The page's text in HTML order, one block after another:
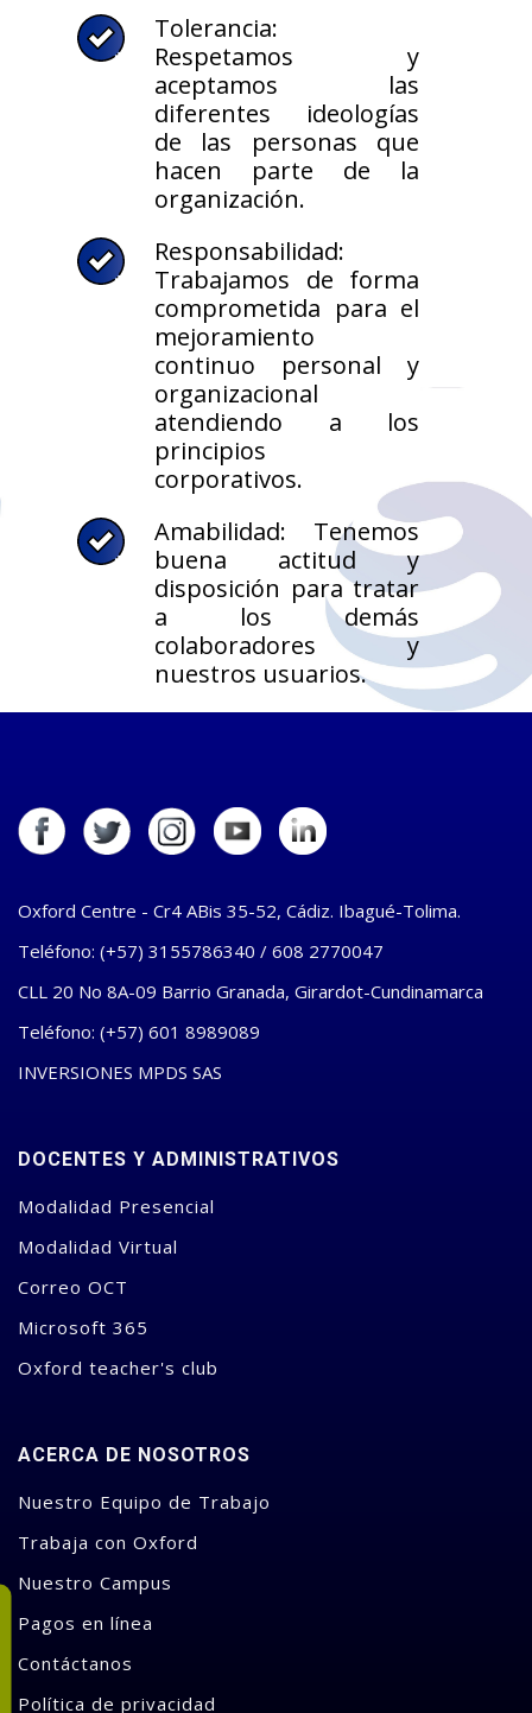
Tolerancia:
Respetamos y
aceptamos las
diferentes ideologías
de las personas que
hacen parte de la
organización.
Responsabilidad:
Trabajamos de forma
comprometida para el
mejoramiento
continuo personal y
organizacional
atendiendo a los
principios
corporativos.
Amabilidad: Tenemos
buena actitud y
disposición para tratar
a los demás
colaboradores y
nuestros usuarios.
Oxford Centre - Cr4 ABis 35-52, Cádiz. Ibagué-Tolima.
Teléfono: (+57) 3155786340 / 608 2770047
CLL 20 No 8A-09 Barrio Granada, Girardot-Cundinamarca
Teléfono: (+57) 601 8989089
INVERSIONES MPDS SAS
DOCENTES Y ADMINISTRATIVOS
Modalidad Presencial
Modalidad Virtual
Correo OCT
Microsoft 365
Oxford teacher's club
ACERCA DE NOSOTROS
Nuestro Equipo de Trabajo
Trabaja con Oxford
Nuestro Campus
Pagos en línea
Contáctanos
Política de privacidad